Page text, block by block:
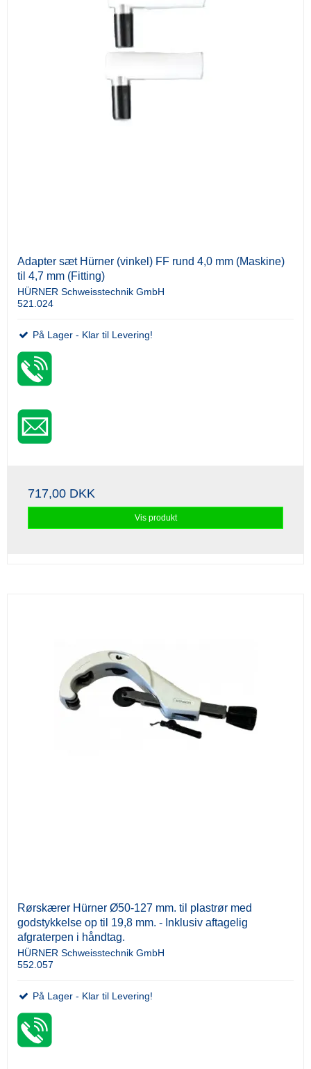
Adapter sæt Hürner (vinkel) FF rund 4,0 mm (Maskine)
til 4,7 mm (Fitting)
HÜRNER Schweisstechnik GmbH
521.024
På Lager - Klar til Levering!
717,00 DKK
Vis produkt
Rørskærer Hürner Ø50-127 mm. til plastrør med
godstykkelse op til 19,8 mm. - Inklusiv aftagelig
afgraterpen i håndtag.
HÜRNER Schweisstechnik GmbH
552.057
På Lager - Klar til Levering!